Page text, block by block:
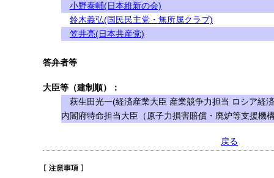
小野泰輔(日本維新の会)
鈴木義弘(国民民主党・無所属クラブ)
笠井亮(日本共産党)
答弁者等
大臣等（建制順）：
萩生田光一(経済産業大臣 産業競争力担当 ロシア経
内閣府特命担当大臣（原子力損害賠償・廃炉等支援機
戻る